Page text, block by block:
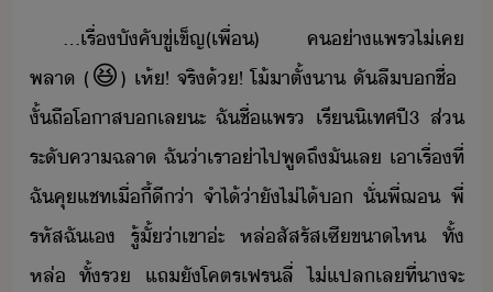
...​เรื่​ัคั​ขู่เข็ญ​(​เพื่​)​ ​ค​่า​แพร​ไ่เค​
พลา​ ​(😆)​ ​เห​้​!​ ​จริ​้​!​ ​โ้​าตั​้​า​ ​ั​ลื​ชื่​ ​
ั้​ถืโาส​​เล​ะ​ ​ฉั​ชื่​แพร​ ​เรี​ิเทศ​ปี​3​ ​ส่​
ระั​คา​ฉลา​ ​ฉั​่า​เรา​่า​ไป​พูถึ​ั​เล​ ​เาเรื่​ที่​
ฉั​คุ​แชท​เื่ี้​ี่า​ ​จำไ้​่าั​ไ่ไ้​​ ​ั่​พี่​ฌ​ ​พี่​
รหัส​ฉั​เ​ ​รู้​ั้​่า​เขา​่ะ​ ​หล่​สัส​รัสเซี​ขา​ไห​ ​ทั้​
หล่​ ​ทั้​ร​ ​แถ​ั​โคตร​เฟร​ลี​่​ ​ไ่​แปล​เล​ที่า​จะ​